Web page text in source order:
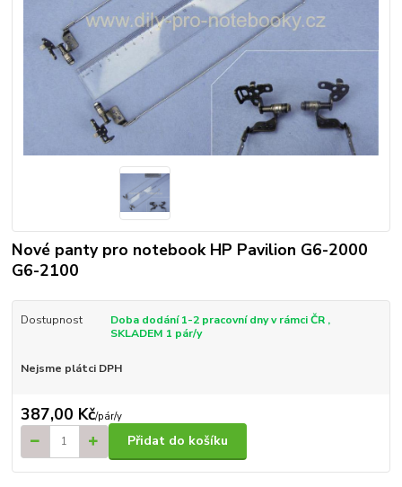
Nové panty pro notebook HP Pavilion G6-2000
G6-2100
Dostupnost
Doba dodání 1-2 pracovní dny v rámci ČR ,
SKLADEM 1 pár/y
Nejsme plátci DPH
387,00 Kč/pár/y
Přidat do košíku